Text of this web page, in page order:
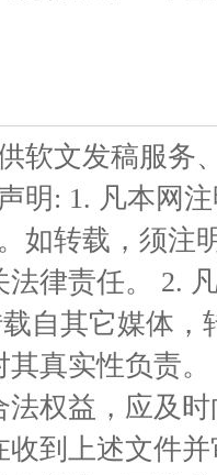
软文发稿服务
明: 1. 凡本网
如转载，须注
法律责任。 2.
自其它媒体
其真实性负责
法权益，应及
收到上述文件